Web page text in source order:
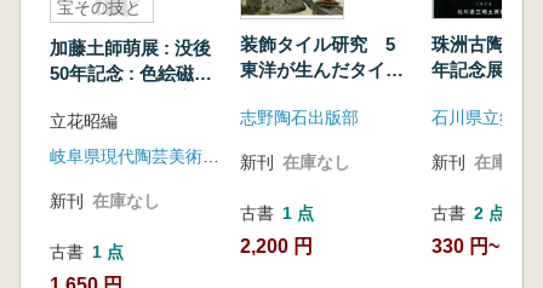
宝その技と
加藤土師萌展 : 没後
50年記念 : 色絵磁器
の技とデザイン
立花昭編
新刊 在庫なし
古書 1 点
装飾タイル研究 5
東洋が生んだタイル
志野陶石出版部
新刊 在庫なし
古書 1 点
2,200 円
珠洲古陶 開
年記念展
石川県立郷土
新刊 在庫なし
古書 2 点
330 円~